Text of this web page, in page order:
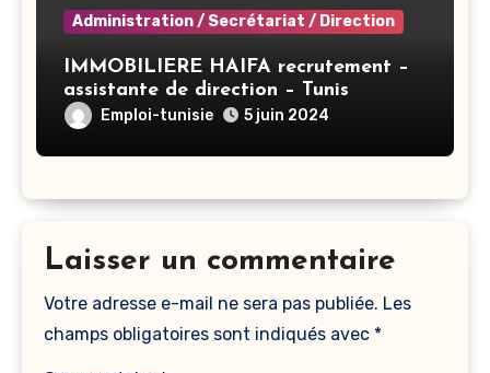
Administration / Secrétariat / Direction
IMMOBILIERE HAIFA recrutement –
assistante de direction – Tunis
Emploi-tunisie 5 juin 2024
Laisser un commentaire
Votre adresse e-mail ne sera pas publiée. Les
champs obligatoires sont indiqués avec *